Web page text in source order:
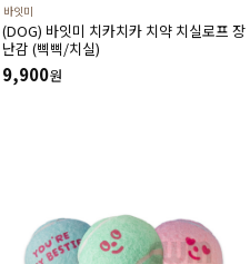
바잇미
(DOG) 바잇미 치카치카 치약 치실로프 장
난감 (삑삑/치실)
9,900원